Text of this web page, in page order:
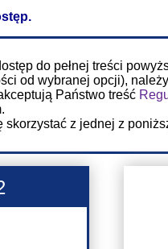
do pełnej treści
od wybranej opcji),
Państwo treść
skorzystać z jednej z